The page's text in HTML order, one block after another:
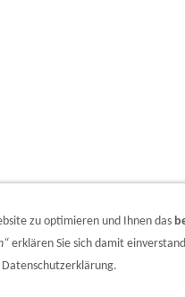
zu optimieren und Ihnen das
erklären Sie sich damit